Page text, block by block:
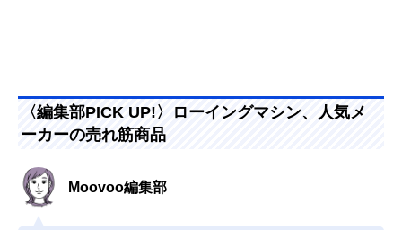
〈編集部PICK UP!〉ローイングマシン、人気メ
ーカーの売れ筋商品
Moovoo編集部